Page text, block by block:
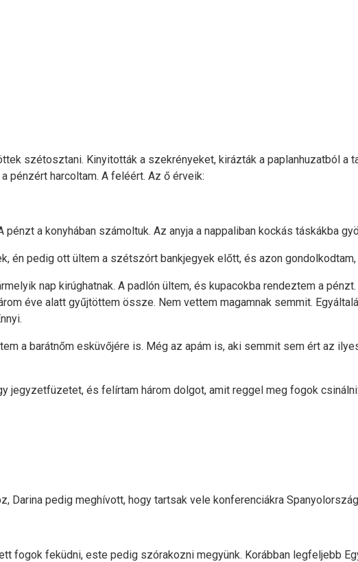
szétosztani. Kinyitották a szekrényeket, kirázták a paplanhuzatból a
pénzért harcoltam. A feléért. Az ő érveik:
a konyhában számoltuk. Az anyja a nappaliban kockás táskákba
én pedig ott ültem a szétszórt bankjegyek előtt, és azon
nap kirúghatnak. A padlón ültem, és kupacokba rendeztem a
éve alatt gyűjtöttem össze. Nem vettem magamnak semmit.
a barátnőm esküvőjére is. Még az apám is, aki semmit sem ért az
jegyzetfüzetet, és felírtam három dolgot, amit reggel meg fogok csinálni:
Darina pedig meghívott, hogy tartsak vele konferenciákra
fogok feküdni, este pedig szórakozni megyünk. Korábban legfeljebb